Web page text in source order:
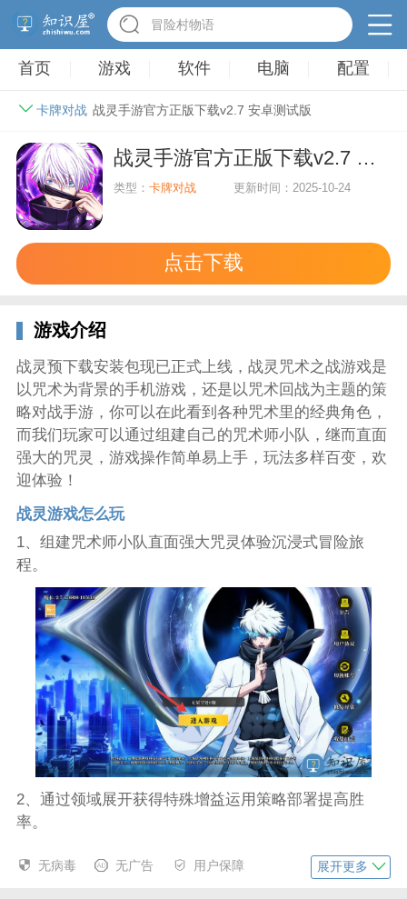
冒险村物语
首页 游戏 软件 电脑 配置
卡牌对战 战灵手游官方正版下载v2.7 安卓测试版
战灵手游官方正版下载v2.7 安卓测试版
类型：卡牌对战 更新时间：2025-10-24
点击下载
游戏介绍
战灵预下载安装包现已正式上线，战灵咒术之战游戏是
以咒术为背景的手机游戏，还是以咒术回战为主题的策
略对战手游，你可以在此看到各种咒术里的经典角色，
而我们玩家可以通过组建自己的咒术师小队，继而直面
强大的咒灵，游戏操作简单易上手，玩法多样百变，欢
迎体验！
战灵游戏怎么玩
1、组建咒术师小队直面强大咒灵体验沉浸式冒险旅
程。
2、通过领域展开获得特殊增益运用策略部署提高胜
率。
无病毒 无广告 用户保障 展开更多